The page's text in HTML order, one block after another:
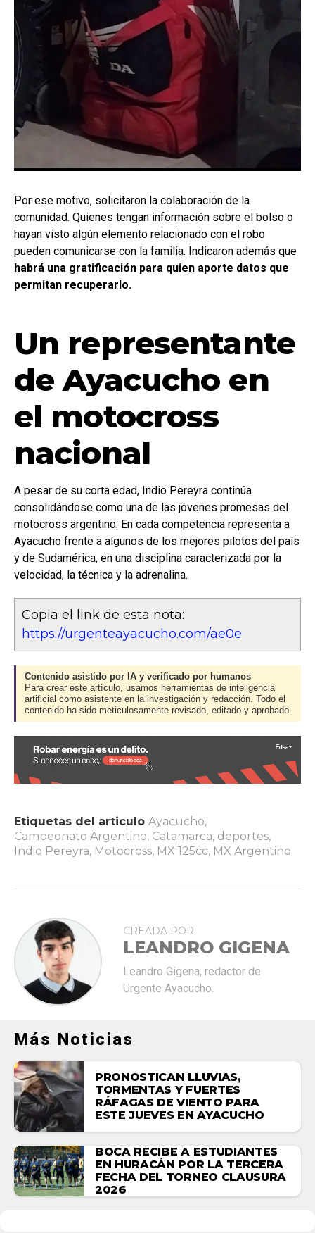
Por ese motivo, solicitaron la colaboración de la
comunidad. Quienes tengan información sobre el bolso o
hayan visto algún elemento relacionado con el robo
pueden comunicarse con la familia. Indicaron además que
habrá una gratificación para quien aporte datos que
permitan recuperarlo.
Un representante
de Ayacucho en
el motocross
nacional
A pesar de su corta edad, Indio Pereyra continúa
consolidándose como una de las jóvenes promesas del
motocross argentino. En cada competencia representa a
Ayacucho frente a algunos de los mejores pilotos del país
y de Sudamérica, en una disciplina caracterizada por la
velocidad, la técnica y la adrenalina.
Copia el link de esta nota:
https://urgenteayacucho.com/ae0e
Contenido asistido por IA y verificado por humanos
Para crear este artículo, usamos herramientas de inteligencia
artificial como asistente en la investigación y redacción. Todo el
contenido ha sido meticulosamente revisado, editado y aprobado.
Etiquetas del articulo Ayacucho,
Campeonato Argentino, Catamarca, deportes,
Indio Pereyra, Motocross, MX 125cc, MX Argentino
CREADA POR
LEANDRO GIGENA
Leandro Gigena, redactor de
Urgente Ayacucho.
Más Noticias
PRONOSTICAN LLUVIAS,
TORMENTAS Y FUERTES
RÁFAGAS DE VIENTO PARA
ESTE JUEVES EN AYACUCHO
BOCA RECIBE A ESTUDIANTES
EN HURACÁN POR LA TERCERA
FECHA DEL TORNEO CLAUSURA
2026